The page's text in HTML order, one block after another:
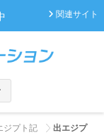
関連サイト
ジプト記
出エジプ